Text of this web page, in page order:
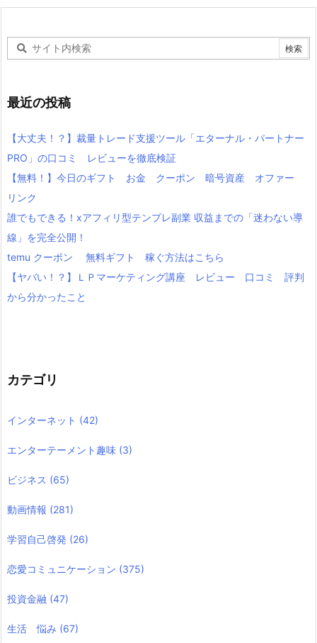
最近の投稿
【大丈夫！？】裁量トレード支援ツール「エターナル・パートナー
PRO」の口コミ レビューを徹底検証
【無料！】今日のギフト お金 クーポン 暗号資産 オファー
リンク
誰でもできる！xアフィリ型テンプレ副業 収益までの「迷わない導
線」を完全公開！
temu クーポン 無料ギフト 稼ぐ方法はこちら
【ヤバい！？】ＬＰマーケティング講座 レビュー 口コミ 評判
から分かったこと
カテゴリ
インターネット (42)
エンターテーメント趣味 (3)
ビジネス (65)
動画情報 (281)
学習自己啓発 (26)
恋愛コミュニケーション (375)
投資金融 (47)
生活 悩み (67)